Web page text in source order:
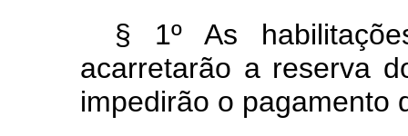
§ 1º As
acarretarão a reserva
impedirão o pagamento